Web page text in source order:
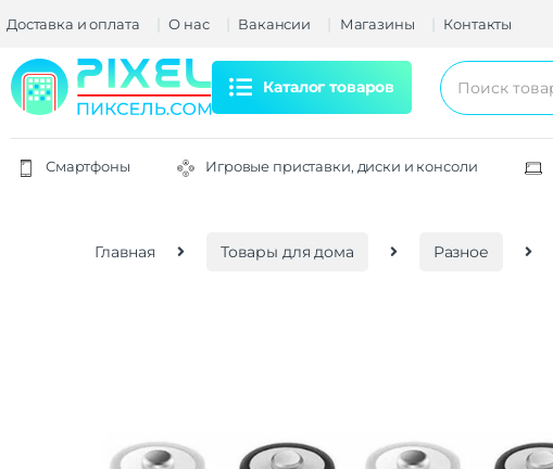
Доставка и оплата О нас Вакансии Магазины Контакты
Каталог товаров
Смартфоны Игровые приставки, диски и консоли
Главная Товары для дома Разное